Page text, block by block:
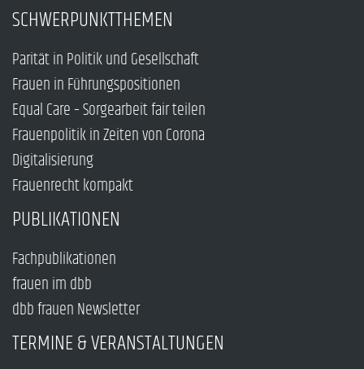
SCHWERPUNKTTHEMEN
Parität in Politik und Gesellschaft
Frauen in Führungspositionen
Equal Care – Sorgearbeit fair teilen
Frauenpolitik in Zeiten von Corona
Digitalisierung
Frauenrecht kompakt
PUBLIKATIONEN
Fachpublikationen
frauen im dbb
dbb frauen Newsletter
TERMINE & VERANSTALTUNGEN